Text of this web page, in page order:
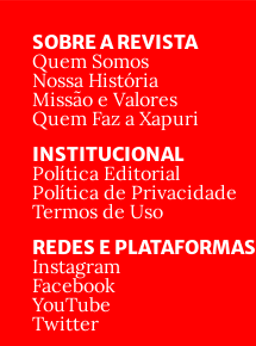
SOBRE A REVISTA
Quem Somos
Nossa História
Missão e Valores
Quem Faz a Xapuri
INSTITUCIONAL
Política Editorial
Política de Privacidade
Termos de Uso
REDES E PLATAFORMAS
Instagram
Facebook
YouTube
Twitter